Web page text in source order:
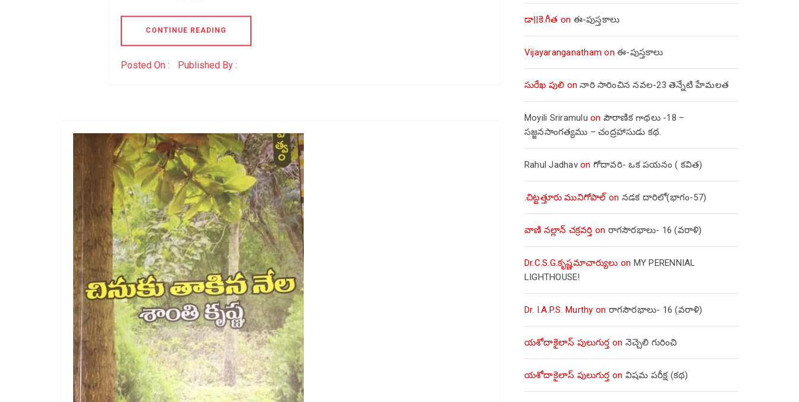
CONTINUE READING
Posted On : Published By :
డా||కె.గీత on ఈ-పుస్తకాలు
Vijayaranganatham onఈ-పుస్తకాలు
సురేఖ పులి onనారి సారించిన నవల-23 తెన్నేటి హేమలత
Moyili Sriramulu on పౌరాణిక గాథలు -18 –
సజ్జనసాంగత్యము – చంద్రహాసుడు కథ.
Rahul Jadhavon గోదావరి- ఒక పయనం ( కవిత)
.చిట్టత్తూరు మునిగోపాల్on నడక దారిలో(భాగం-57)
వాణి నల్లాన్ చక్రవర్తి on రాగసౌరభాలు- 16 (వరాళి)
Dr.C.S.G.కృష్ణమాచార్యులు on MY PERENNIAL
LIGHTHOUSE!
Dr. I.A.P.S. Murthy on రాగసౌరభాలు- 16 (వరాళి)
యశోదాకైలాస్ పులుగుర్త on నెచ్చెలి గురించి
యశోదాకైలాస్ పులుగుర్త on విషమ పరీక్ష (క‌థ‌)